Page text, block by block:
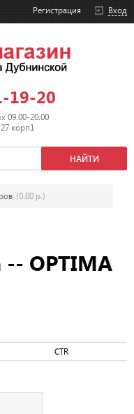
Вход
Регистрация
19-20
09.00-20.00
корп1
(0.00 р.)
OPTIMA
CTR